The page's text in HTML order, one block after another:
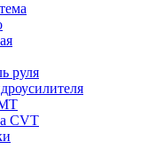
руля
МТ
CVT